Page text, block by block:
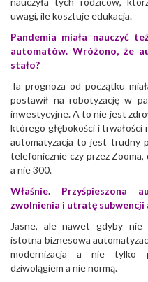
uwagi, ile kosztuje edukacja.
Pandemia miała nauczyć
automatów. Wróżono, że
stało?
Ta prognoza od początku
postawił na robotyzację w
inwestycyjne. A to nie jest
którego głębokości i trwałości
automatyzacja to jest trudny
telefonicznie czy przez
a nie 300.
Właśnie. Przyśpieszona
zwolnienia i utratę subwencji
Jasne, ale nawet gdyby nie
istotna biznesowa
modernizacja a nie tylko
dziwolągiem a nie normą.